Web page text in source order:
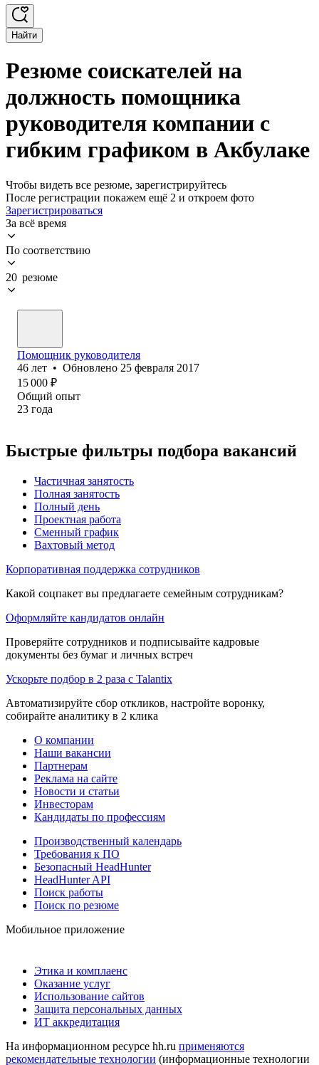
Найти
Резюме соискателей на
должность помощника
руководителя компании с
гибким графиком в Акбулаке
Чтобы видеть все резюме, зарегистрируйтесь
После регистрации покажем ещё 2 и откроем фото
Зарегистрироваться
За всё время
По соответствию
20 резюме
Помощник руководителя
46 лет • Обновлено 25 февраля 2017
15 000 ₽
Общий опыт
23 года
Быстрые фильтры подбора вакансий
Частичная занятость
Полная занятость
Полный день
Проектная работа
Сменный график
Вахтовый метод
Корпоративная поддержка сотрудников
Какой соцпакет вы предлагаете семейным сотрудникам?
Оформляйте кандидатов онлайн
Проверяйте сотрудников и подписывайте кадровые
документы без бумаг и личных встреч
Ускорьте подбор в 2 раза с Talantix
Автоматизируйте сбор откликов, настройте воронку,
собирайте аналитику в 2 клика
О компании
Наши вакансии
Партнерам
Реклама на сайте
Новости и статьи
Инвесторам
Кандидаты по профессиям
Производственный календарь
Требования к ПО
Безопасный HeadHunter
HeadHunter API
Поиск работы
Поиск по резюме
Мобильное приложение
Этика и комплаенс
Оказание услуг
Использование сайтов
Защита персональных данных
ИТ аккредитация
На информационном ресурсе hh.ru применяются
рекомендательные технологии (информационные технологии